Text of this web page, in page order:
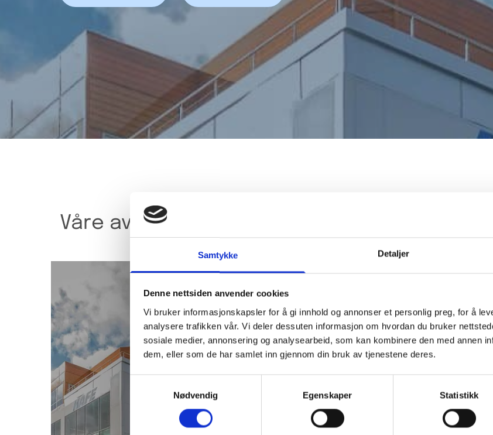
Samtykke Detaljer
Denne nettsiden anvender cookies
Vi bruker informasjonskapsler for å gi innhold og annonser et personlig preg, for å
analysere trafikken vår. Vi deler dessuten informasjon om hvordan du bruker
sosiale medier, annonsering og analysearbeid, som kan kombinere den med annen
dem, eller som de har samlet inn gjennom din bruk av tjenestene deres.
Nødvendig
Egenskaper Statistikk
Våre avdelinger